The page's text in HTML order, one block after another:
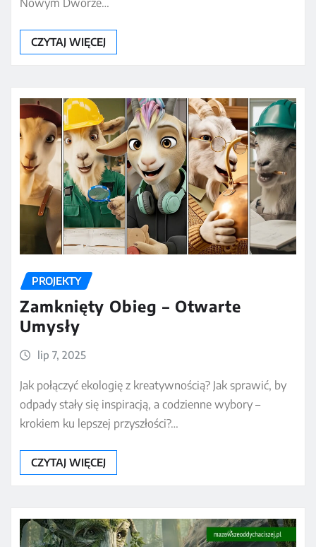
Nowym Dworze…
CZYTAJ WIĘCEJ
PROJEKTY
Zamknięty Obieg – Otwarte
Umysły
lip 7, 2025
Jak połączyć ekologię z kreatywnością? Jak sprawić, by
odpady stały się inspiracją, a codzienne wybory –
krokiem ku lepszej przyszłości?…
CZYTAJ WIĘCEJ